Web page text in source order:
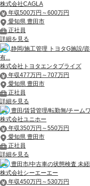
株式会社CAGLA
年収500万円～600万円
愛知県 豊田市
正社員
詳細を見る
静岡/施工管理 トヨタG施設/
有...
株式会社トヨタエンタプライズ
年収477万円～707万円
愛知県 豊田市
正社員
詳細を見る
豊田/賃貸管理/転勤無/チーム
株式会社ユニホー
年収350万円～550万円
愛知県 豊田市
正社員
詳細を見る
豊田市/中古車の状態検査 未
株式会社シーエーエー
年収450万円～530万円